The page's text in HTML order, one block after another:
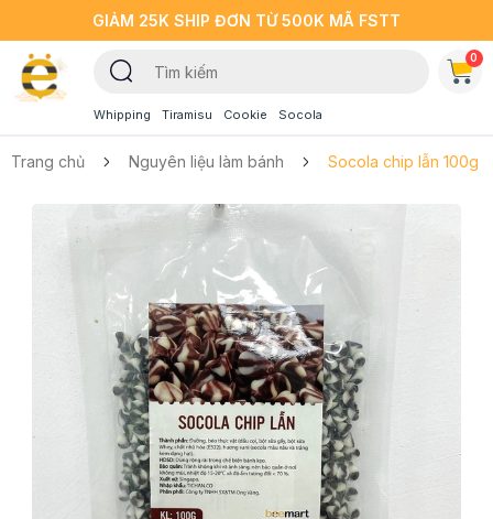
GIẢM 25K SHIP ĐƠN TỪ 500K MÃ FSTT
Whipping Tiramisu Cookie Socola
0
Trang chủ Nguyên liệu làm bánh Socola chip lẫn 100g